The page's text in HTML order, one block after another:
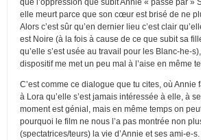
elle meurt parce que son cœur est brisé de ne
Alors c’est sûr qu’en dernier lieu c’est clair
est Noire (à la fois à cause de ce que subit sa
qu’elle s’est usée au travail pour les Blanc-he-
dispositif me met un peu mal à l’aise en même
C’est comme ce dialogue que tu cites, où Annie
à Lora qu’elle s’est jamais intéressée à elle, à
moment est génial, mais en même temps on
pourquoi le film ne nous l’a pas montrée non
(spectatrices/teurs) la vie d’Annie et ses ami-e-